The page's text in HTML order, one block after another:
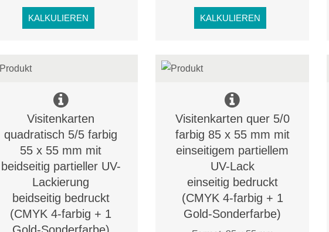
KALKULIEREN KALKULIEREN
Visitenkarten
quadratisch 5/5 farbig
55 x 55 mm mit
beidseitig partieller UV-
Lackierung
beidseitig bedruckt
(CMYK 4-farbig + 1
Visitenkarten quer 5/0
farbig 85 x 55 mm mit
einseitigem partiellem
UV-Lack
einseitig bedruckt
(CMYK 4-farbig + 1
Gold-Sonderfarbe)